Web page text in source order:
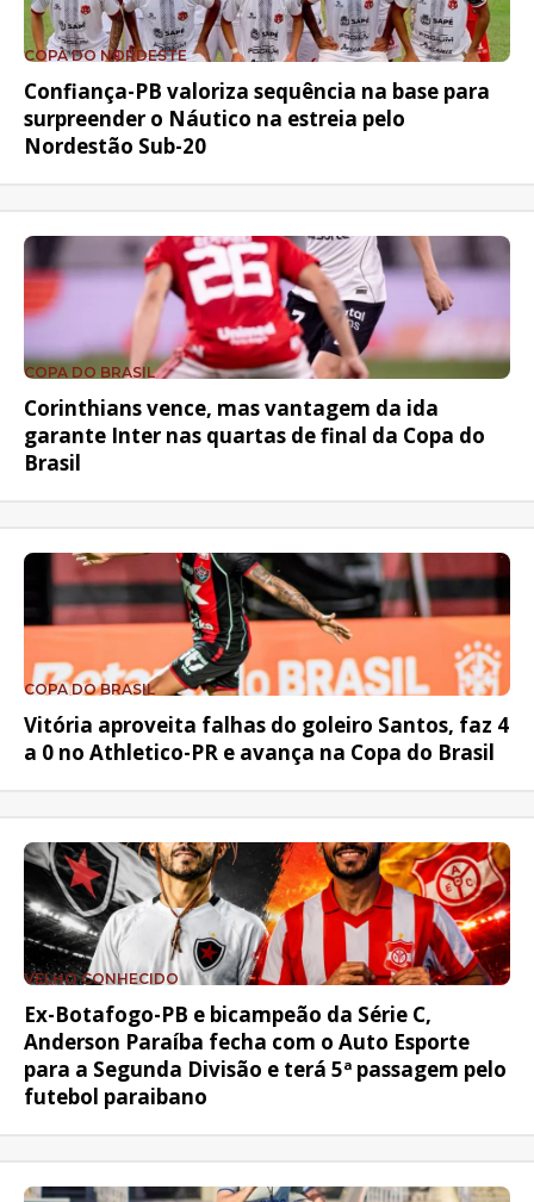
COPA DO NORDESTE
Confiança-PB valoriza sequência na base para
surpreender o Náutico na estreia pelo
Nordestão Sub-20
COPA DO BRASIL
Corinthians vence, mas vantagem da ida
garante Inter nas quartas de final da Copa do
Brasil
COPA DO BRASIL
Vitória aproveita falhas do goleiro Santos, faz 4
a 0 no Athletico-PR e avança na Copa do Brasil
VELHO CONHECIDO
Ex-Botafogo-PB e bicampeão da Série C,
Anderson Paraíba fecha com o Auto Esporte
para a Segunda Divisão e terá 5ª passagem pelo
futebol paraibano